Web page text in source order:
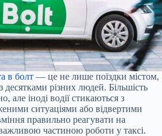
в болт — це не лише поїздки містом,
різних людей. Більшість
але іноді водії стикаються з
ситуаціями або відвертими
правильно реагувати на
частиною роботи у таксі.